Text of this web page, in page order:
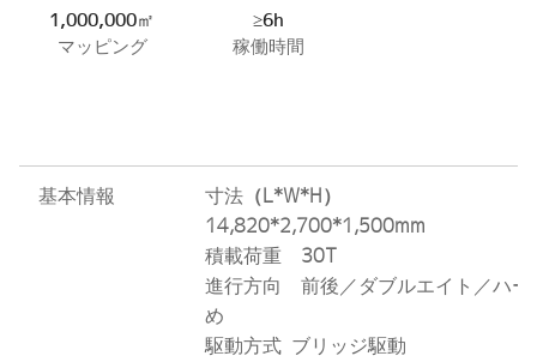
1,000,000㎡
マッピング
≥6h
稼働時間
基本情報 寸法 （L*W*H）
14,820*2,700*1,500mm
積載荷重 30T
進行方向 前後／ダブルエイト／ハー
め
駆動方式 ブリッジ駆動